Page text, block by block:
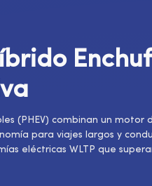
(PHEV) combinan un
para viajes largos y
eléctricas WLTP que